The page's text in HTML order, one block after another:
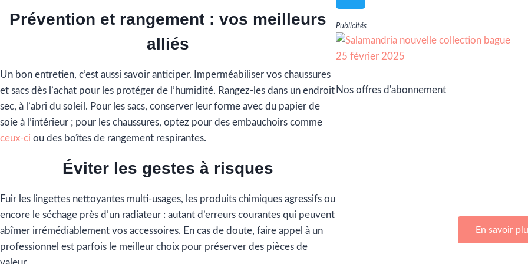
Prévention et rangement : vos meilleurs
alliés
Un bon entretien, c’est aussi savoir anticiper. Imperméabiliser vos chaussures
et sacs dès l’achat pour les protéger de l’humidité. Rangez-les dans un endroit
sec, à l’abri du soleil. Pour les sacs, conserver leur forme avec du papier de
soie à l’intérieur ; pour les chaussures, optez pour des embauchoirs comme
ceux-ci ou des boîtes de rangement respirantes.
Éviter les gestes à risques
Fuir les lingettes nettoyantes multi-usages, les produits chimiques agressifs ou
encore le séchage près d’un radiateur : autant d’erreurs courantes qui peuvent
abîmer irrémédiablement vos accessoires. En cas de doute, faire appel à un
professionnel est parfois le meilleur choix pour préserver des pièces de
Publicités
Nos offres d'abonnement
En savoir